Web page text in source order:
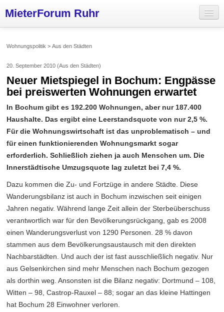
MieterForum Ruhr
Vermieter
Wohnungspolitik > Aus den Städten
20. September 2010 (Aus den Städten)
Neuer Mietspiegel in Bochum: Engpässe
bei preiswerten Wohnungen erwartet
In Bochum gibt es 192.200 Wohnungen, aber nur 187.400
Haushalte. Das ergibt eine Leerstandsquote von nur 2,5 %.
Für die Wohnungswirtschaft ist das unproblematisch – und
für einen funktionierenden Wohnungsmarkt sogar
erforderlich. Schließlich ziehen ja auch Menschen um. Die
Innerstädtische Umzugsquote lag zuletzt bei 7,4 %.
Dazu kommen die Zu- und Fortzüge in andere Städte. Diese
Wanderungsbilanz ist auch in Bochum inzwischen seit einigen
Jahren negativ. Während lange Zeit allein der Sterbeüberschuss
verantwortlich war für den Bevölkerungsrückgang, gab es 2008
einen Wanderungsverlust von 1290 Personen. 28 % davon
stammen aus dem Bevölkerungsaustausch mit den direkten
Nachbarstädten. Und auch der ist fast ausschließlich negativ. Nur
aus Gelsenkirchen sind mehr Menschen nach Bochum gezogen
als dorthin weg. Ansonsten ist die Bilanz negativ: Dortmund – 108,
Witten – 98, Castrop-Rauxel – 88; sogar an das kleine Hattingen
hat Bochum 28 Einwohner verloren.